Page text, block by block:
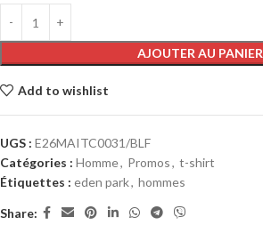
AJOUTER AU PANIER
Add to wishlist
UGS : E26MAITC0031/BLF
Catégories : Homme, Promos, t-shirt
Étiquettes : eden park, hommes
Share: